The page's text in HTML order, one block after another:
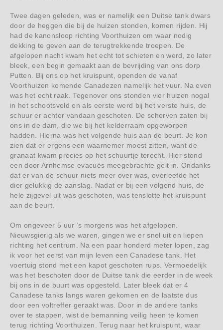
Twee dagen geleden, was er namelijk een Duitse tank dwars
door de heggen die bij de huizen stonden, komen rijden. Hij
had de kanonsloop richting Voorthuizen om waar nodig
dekking te geven aan de terugtrekkende troepen. De
afgelopen nacht kwam het echt tot schieten en werd, zo later
bleek, een begin gemaakt aan de bevrijding van ons dorp
Putten. Bij ons op het kruispunt, openden de vanaf
Voorthuizen komende Canadezen namelijk het vuur. Na even
was het echt raak. Tegenover ons stonden vier huizen nogal
in het schootsveld en als eerste werd bij het verste huis, de
schuur er achter vandaan geschoten. De scherven zaten bij
ons in de dam, die we bij het kelderraam opgeworpen
hadden. Hierna was het volgende huis aan de beurt. Je kon
zien dat er ergens een waarnemer moest zitten, want de
granaat kwam precies op het schuurtje terecht. Hier stond
een door Arnhemse evacués meegebrachte geit in. Ondanks
dat er van de schuur niets meer over was, overleefde het
dier gelukkig de aanslag. Nadat er bij een volgend huis, de
hele zijgevel uit was geschoten, was tenslotte het kruispunt
aan de beurt.
Om ongeveer 5 uur ’s morgens was het afgelopen.
Nieuwsgierig als we waren, gingen we er snel uit en liepen
richting het centrum. Na een paar honderd meter lopen, zag
ik voor het eerst van mijn leven een Canadese tank. Het
voertuig stond met een kapot geschoten rups. Vermoedelijk
was het beschoten door de Duitse tank die eerder in de week
bij ons in de buurt was opgesteld. Later bleek dat er 4
Canadese tanks langs waren gekomen en de laatste dus
door een voltreffer geraakt was. Door in de andere tanks
over te stappen, wist de bemanning veilig heen te komen
terug richting Voorthuizen. Terug naar het kruispunt, waar